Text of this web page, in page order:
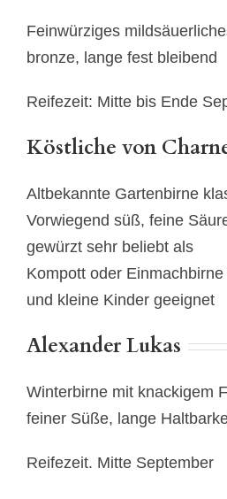
Feinwürziges
bronze, lange fest bleibend
Reifezeit: Mitte bis Ende
Köstliche von
Altbekannte Gartenbirne
Vorwiegend süß, feine
gewürzt sehr beliebt als
Kompott oder
und kleine Kinder geeignet
Alexander Lukas
Winterbirne mit knackigem
feiner Süße, lange
Reifezeit. Mitte September